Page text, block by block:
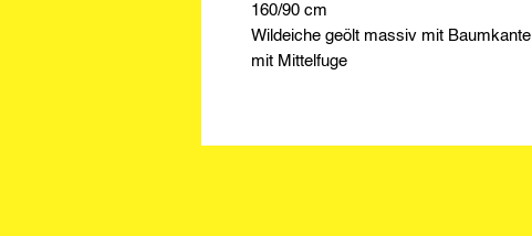
160/90 cm
Wildeiche geölt massiv mit Baumkante
mit Mittelfuge